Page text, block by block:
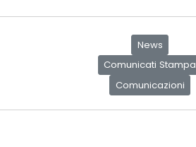
News
Comunicati Stampa
Comunicazioni